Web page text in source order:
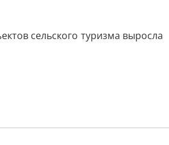
сельского туризма выросла